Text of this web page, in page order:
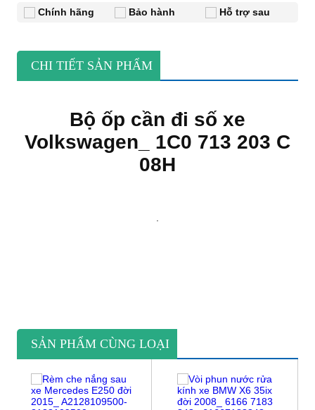
Chính hãng Bảo hành Hỗ trợ sau
CHI TIẾT SẢN PHẨM
Bộ ốp cần đi số xe
Volkswagen_ 1C0 713 203 C
08H
SẢN PHẨM CÙNG LOẠI